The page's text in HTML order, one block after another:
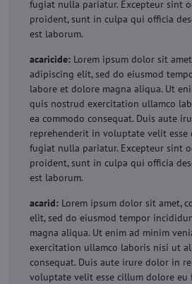
fugiat nulla pariatur. Excepteur sint
proident, sunt in culpa qui officia
est laborum.
acaricide: Lorem ipsum dolor sit
adipiscing elit, sed do eiusmod
labore et dolore magna aliqua. Ut
quis nostrud exercitation ullamco
ea commodo consequat. Duis aute
reprehenderit in voluptate velit esse
fugiat nulla pariatur. Excepteur sint
proident, sunt in culpa qui officia
est laborum.
acarid: Lorem ipsum dolor sit amet,
elit, sed do eiusmod tempor
magna aliqua. Ut enim ad minim
exercitation ullamco laboris nisi ut
consequat. Duis aute irure dolor in
voluptate velit esse cillum dolore